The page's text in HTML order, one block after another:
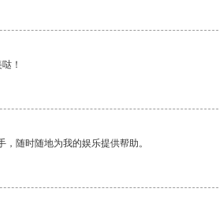
！
随时随地为我的娱乐提供帮助。